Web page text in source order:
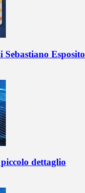
Sebastiano Esposito
dettaglio